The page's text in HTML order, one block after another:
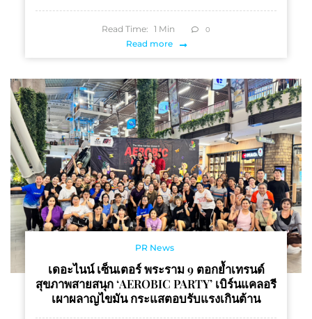
Read Time: 1 Min 0
Read more
PR News
เดอะไนน์ เซ็นเตอร์ พระราม 9 ตอกย้ำเทรนด์
สุขภาพสายสนุก ‘AEROBIC PARTY’ เบิร์นแคลอรี
เผาผลาญไขมัน กระแสตอบรับแรงเกินต้าน